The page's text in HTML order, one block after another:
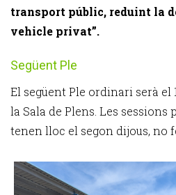
transport públic, reduint la
vehicle privat”.
Següent Ple
El següent Ple ordinari serà el
la Sala de Plens. Les
tenen lloc el segon dijous, no